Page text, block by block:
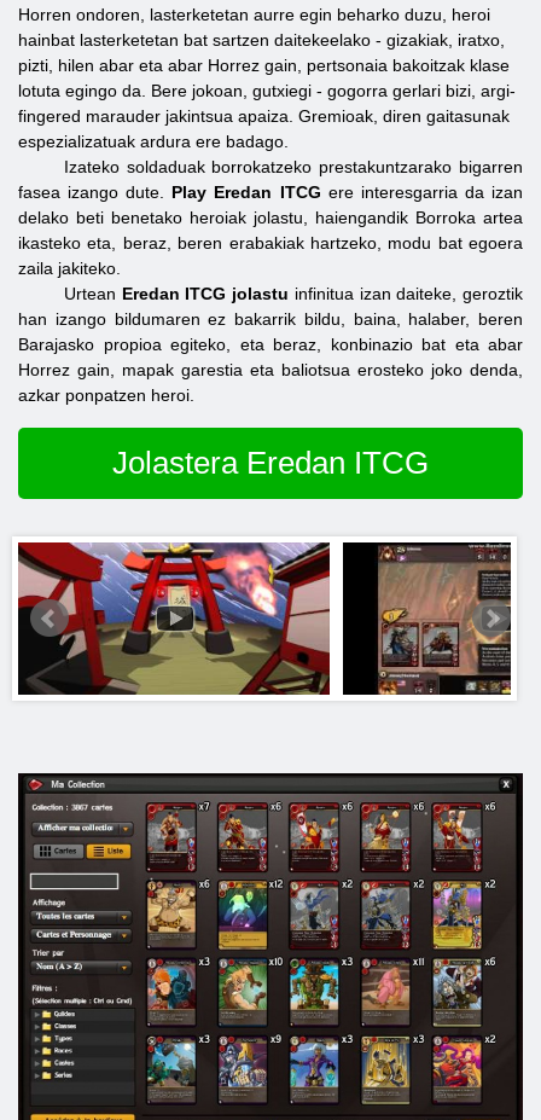
Horren ondoren, lasterketetan aurre egin beharko duzu, heroi
hainbat lasterketetan bat sartzen daitekeelako - gizakiak, iratxo,
pizti, hilen abar eta abar Horrez gain, pertsonaia bakoitzak klase
lotuta egingo da. Bere jokoan, gutxiegi - gogorra gerlari bizi, argi-
fingered marauder jakintsua apaiza. Gremioak, diren gaitasunak
espezializatuak ardura ere badago.
Izateko soldaduak borrokatzeko prestakuntzarako bigarren
fasea izango dute. Play Eredan ITCG ere interesgarria da izan
delako beti benetako heroiak jolastu, haiengandik Borroka artea
ikasteko eta, beraz, beren erabakiak hartzeko, modu bat egoera
zaila jakiteko.
Urtean Eredan ITCG jolastu infinitua izan daiteke, geroztik
han izango bildumaren ez bakarrik bildu, baina, halaber, beren
Barajasko propioa egiteko, eta beraz, konbinazio bat eta abar
Horrez gain, mapak garestia eta baliotsua erosteko joko denda,
azkar ponpatzen heroi.
Jolastera Eredan ITCG